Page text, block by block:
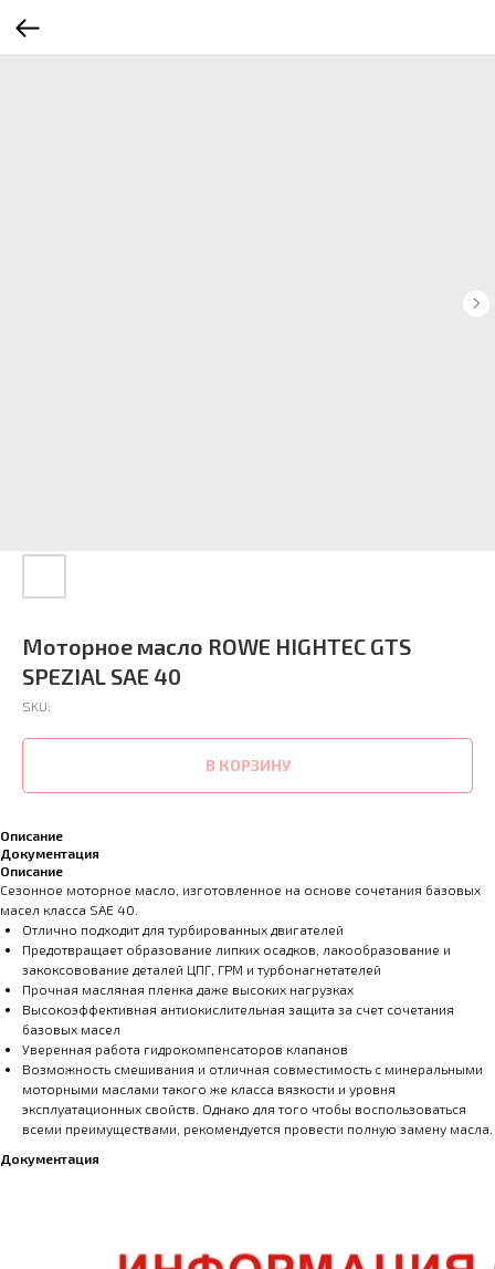
Моторное масло ROWE HIGHTEC GTS
SPEZIAL SAE 40
SKU:
В КОРЗИНУ
Описание
Документация
Описание
Сезонное моторное масло, изготовленное на основе сочетания базовых
масел класса SAE 40.
Отлично подходит для турбированных двигателей
Предотвращает образование липких осадков, лакообразование и
закоксовование деталей ЦПГ, ГРМ и турбонагнетателей
Прочная масляная пленка даже высоких нагрузках
Высокоэффективная антиокислительная защита за счет сочетания
базовых масел
Уверенная работа гидрокомпенсаторов клапанов
Возможность смешивания и отличная совместимость с минеральными
моторными маслами такого же класса вязкости и уровня
эксплуатационных свойств. Однако для того чтобы воспользоваться
всеми преимуществами, рекомендуется провести полную замену масла.
Документация